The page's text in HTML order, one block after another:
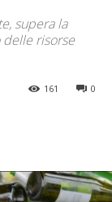
supera la
delle risorse
0
161